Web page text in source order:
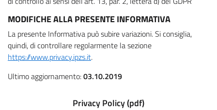
MODIFICHE ALLA PRESENTE INFORMATIVA
La presente Informativa può subire variazioni. Si consiglia,
quindi, di controllare regolarmente la sezione
https://www.privacy.ipzs.it.
Ultimo aggiornamento:03.10.2019
Privacy Policy (pdf)